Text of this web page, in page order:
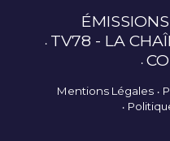
ÉMISSIONS
TV78 - LA
Mentions Légales